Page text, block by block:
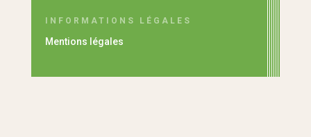
INFORMATIONS LÉGALES
Mentions légales